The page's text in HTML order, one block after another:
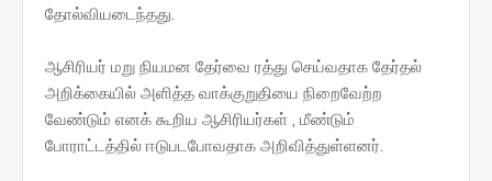
தோல்வியடைந்தது.
ஆசிரியர் மறு நியமன தேர்வை ரத்து செய்வதாக தேர்தல்
அறிக்கையில் அளித்த வாக்குறுதியை நிறைவேற்ற
வேண்டும் எனக் கூறிய ஆசிரியர்கள் , மீண்டும்
போராட்டத்தில் ஈடுபடபோவதாக அறிவித்துள்ளனர்.